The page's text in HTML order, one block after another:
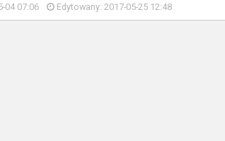
04 07:06 Edytowany: 2017-05-25 12:48